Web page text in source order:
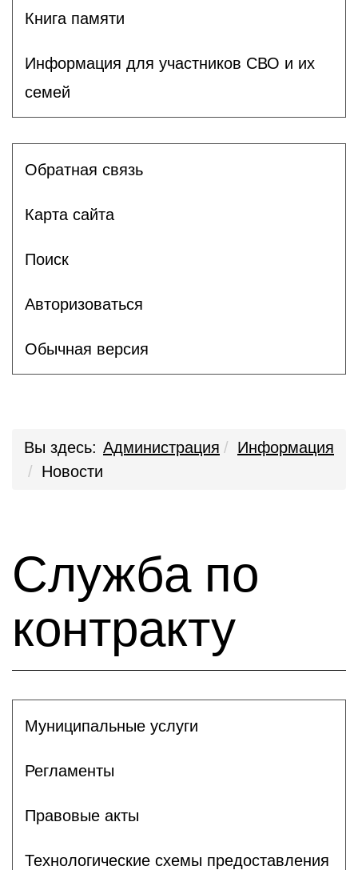
Книга памяти
Информация для участников СВО и их
семей
Обратная связь
Карта сайта
Поиск
Авторизоваться
Обычная версия
Вы здесь: Администрация
Информация
Новости
Служба по
контракту
Муниципальные услуги
Регламенты
Правовые акты
Технологические схемы предоставления